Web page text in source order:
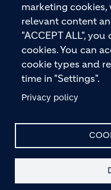
marketing
relevant content
"ACCEPT ALL",
cookies. You can
cookie types and
time in "Settings".
Privacy policy
Datenschutz